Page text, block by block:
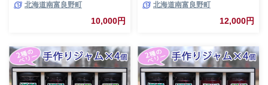
合せ ジビエ 加工品 北海道産 国
産 おつまみ おかず 高たんぱく
低脂肪 鉄分 カレー 味噌 食べや
北海道南富良野町
10,000円
合せ ブルーベリー てんさい糖
酸味 甘味 香り 甘酸っぱい 美味
北海道南富良野町
12,000円